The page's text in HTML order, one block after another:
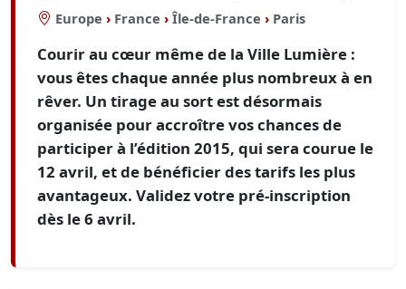
Europe › France › Île-de-France › Paris
Courir au cœur même de la Ville Lumière :
vous êtes chaque année plus nombreux à en
rêver. Un tirage au sort est désormais
organisée pour accroître vos chances de
participer à l’édition 2015, qui sera courue le
12 avril, et de bénéficier des tarifs les plus
avantageux. Validez votre pré-inscription
dès le 6 avril.